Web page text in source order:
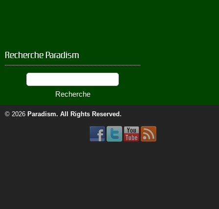
Recherche Paradism
© 2026 Paradism. All Rights Reserved.